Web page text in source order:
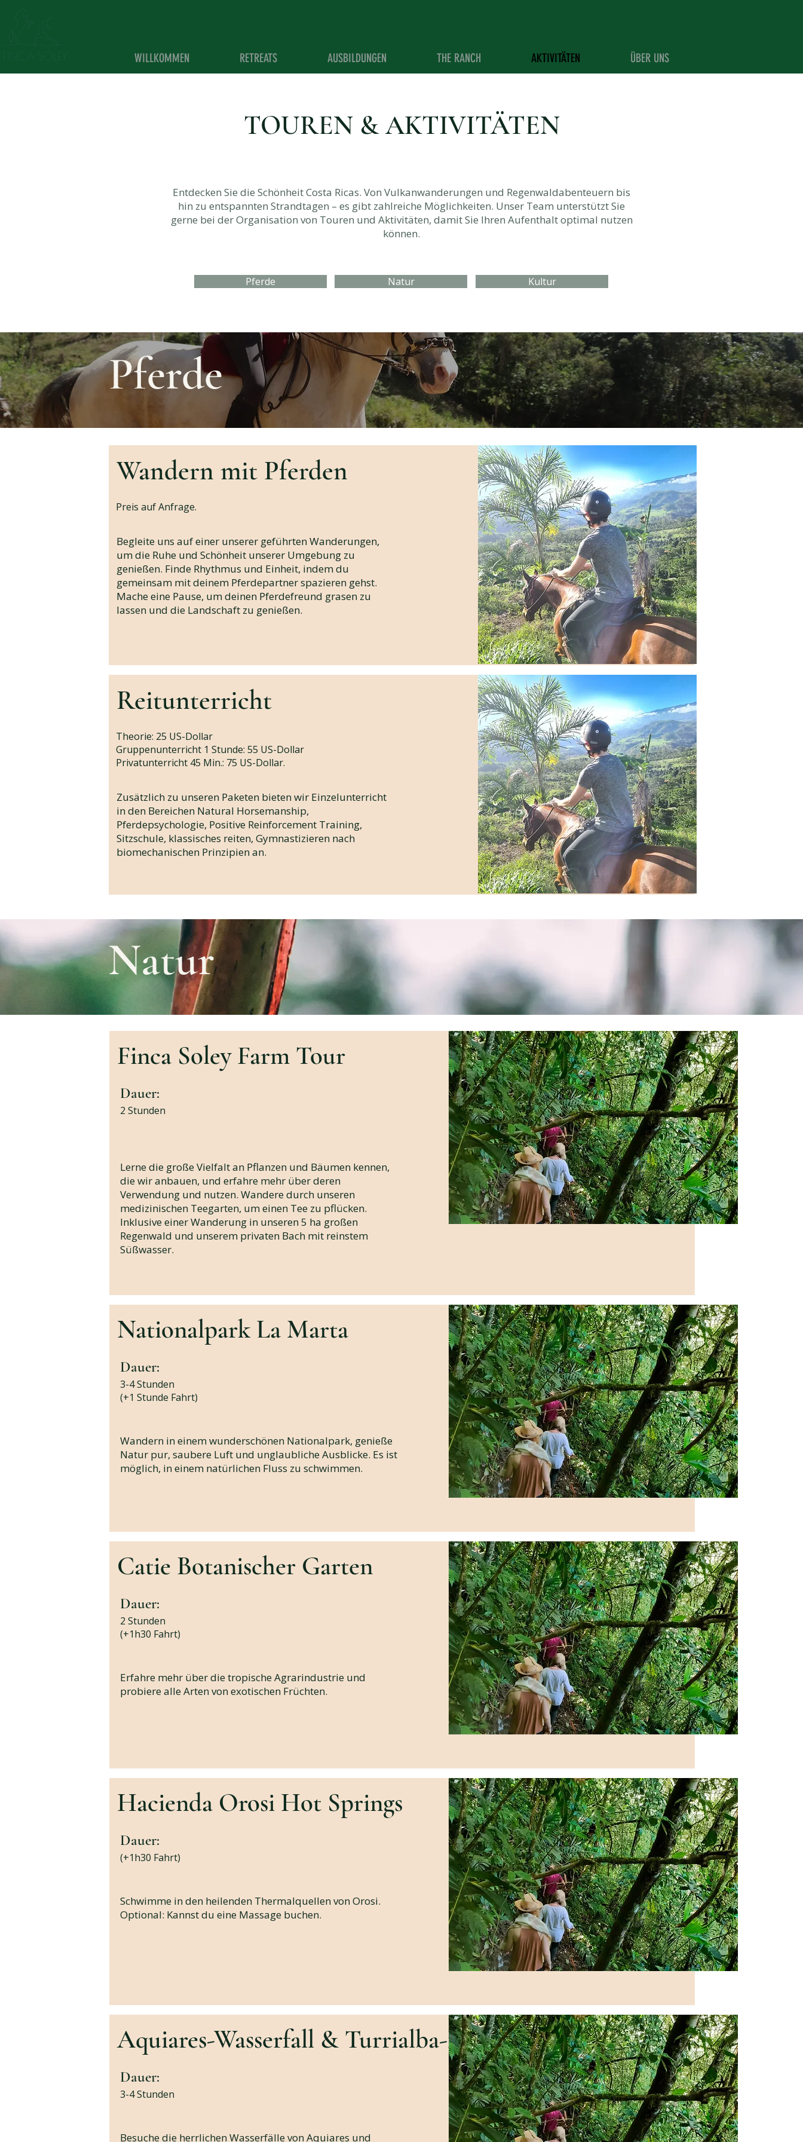
WILLKOMMEN RETREATS AUSBILDUNGEN THE RANCH AKTIVITÄTEN ÜBER UNS
TOUREN & AKTIVITÄTEN
Entdecken Sie die Schönheit Costa Ricas. Von Vulkanwanderungen und Regenwaldabenteuern bis
hin zu entspannten Strandtagen – es gibt zahlreiche Möglichkeiten. Unser Team unterstützt Sie
gerne bei der Organisation von Touren und Aktivitäten, damit Sie Ihren Aufenthalt optimal nutzen
können.
Pferde Natur Kultur
Pferde
Wandern mit Pferden
Begleite uns auf einer unserer geführten Wanderungen,
um die Ruhe und Schönheit unserer Umgebung zu
genießen. Finde Rhythmus und Einheit, indem du
gemeinsam mit deinem Pferdepartner spazieren gehst.
Mache eine Pause, um deinen Pferdefreund grasen zu
lassen und die Landschaft zu genießen.
Preis auf Anfrage.
Reitunterricht
Zusätzlich zu unseren Paketen bieten wir Einzelunterricht
in den Bereichen Natural Horsemanship,
Pferdepsychologie, Positive Reinforcement Training,
Sitzschule, klassisches reiten, Gymnastizieren nach
biomechanischen Prinzipien an.
Theorie: 25 US-Dollar
Gruppenunterricht 1 Stunde: 55 US-Dollar
Privatunterricht 45 Min.: 75 US-Dollar.
Natur
Finca Soley Farm Tour
Lerne die große Vielfalt an Pflanzen und Bäumen kennen,
die wir anbauen, und erfahre mehr über deren
Verwendung und nutzen. Wandere durch unseren
medizinischen Teegarten, um einen Tee zu pflücken.
Inklusive einer Wanderung in unseren 5 ha großen
Regenwald und unserem privaten Bach mit reinstem
Süßwasser.
Dauer:
2 Stunden
Nationalpark La Marta
Wandern in einem wunderschönen Nationalpark, genieße
Natur pur, saubere Luft und unglaubliche Ausblicke. Es ist
möglich, in einem natürlichen Fluss zu schwimmen.
Dauer:
3-4 Stunden
(+1 Stunde Fahrt)
Catie Botanischer Garten
Erfahre mehr über die tropische Agrarindustrie und
probiere alle Arten von exotischen Früchten.
Dauer:
2 Stunden
(+1h30 Fahrt)
Hacienda Orosi Hot Springs
Schwimme in den heilenden Thermalquellen von Orosi.
Optional: Kannst du eine Massage buchen.
Dauer:
(+1h30 Fahrt)
Aquiares-Wasserfall & Turrialba-Markt
Besuche die herrlichen Wasserfälle von Aquiares und
Dauer:
3-4 Stunden